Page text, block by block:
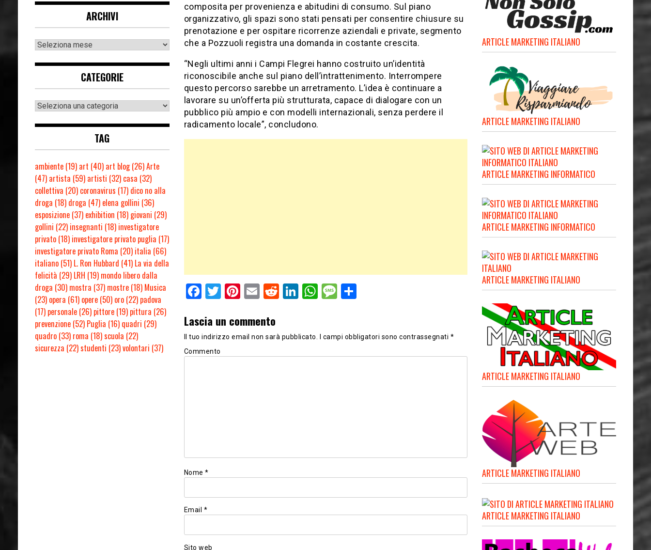
composita per provenienza e abitudini di consumo. Sul piano
organizzativo, gli spazi sono stati pensati per consentire chiusure su
prenotazione e per ospitare ricorrenze aziendali e private, segmento
che a Pozzuoli registra una domanda in costante crescita.
“Negli ultimi anni i Campi Flegrei hanno costruito un’identità
riconoscibile anche sul piano dell’intrattenimento. Interrompere
questo percorso sarebbe un arretramento. L’idea è continuare a
lavorare su un’offerta più strutturata, capace di dialogare con un
pubblico più ampio e con modelli internazionali, senza perdere il
radicamento locale”, concludono.
Facebook
Twitter
Pinterest
EmailRedditLinkedIn
WhatsApp
Message
Share
Lascia un commento
Il tuo indirizzo email non sarà pubblicato. I campi obbligatori sono contrassegnati *
Commento
Nome *
Email *
Sito web
ARCHIVI
CATEGORIE
TAG
ambiente (19) art (40) art blog(26)Arte
(47) artista (59) artisti (32) casa (32)
collettiva (20) coronavirus (17) dico no alla
droga (18) droga (47) elena gollini (36)
esposizione (37) exhibition (18) giovani (29)
gollini (22) insegnanti (18) investigatore
privato (18) investigatore privato puglia (17)
investigatore privato Roma (20) italia (66)
italiano (51) L. Ron Hubbard (41) La via della
felicità (29) LRH (19) mondo libero dalla
droga (30) mostra (37) mostre (18) Musica
(23) opera (61) opere (50) oro (22) padova
(17) personale (26) pittore (19) pittura (26)
prevenzione (52) Puglia (16) quadri (29)
quadro (33) roma (18)scuola (22)
sicurezza (22)studenti (23)volontari (37)
ARTICLE MARKETING ITALIANO
ARTICLE MARKETING ITALIANO
ARTICLE MARKETING INFORMATICO
ARTICLE MARKETING INFORMATICO
ARTICLE MARKETING ITALIANO
ARTICLE MARKETING ITALIANO
ARTICLE MARKETING ITALIANO
ARTICLE MARKETING ITALIANO